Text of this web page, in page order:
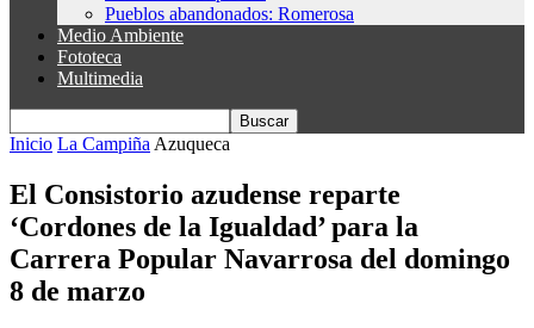
Pueblos abandonados: Romerosa
Medio Ambiente
Fototeca
Multimedia
Inicio La Campiña Azuqueca
El Consistorio azudense reparte
‘Cordones de la Igualdad’ para la
Carrera Popular Navarrosa del domingo
8 de marzo